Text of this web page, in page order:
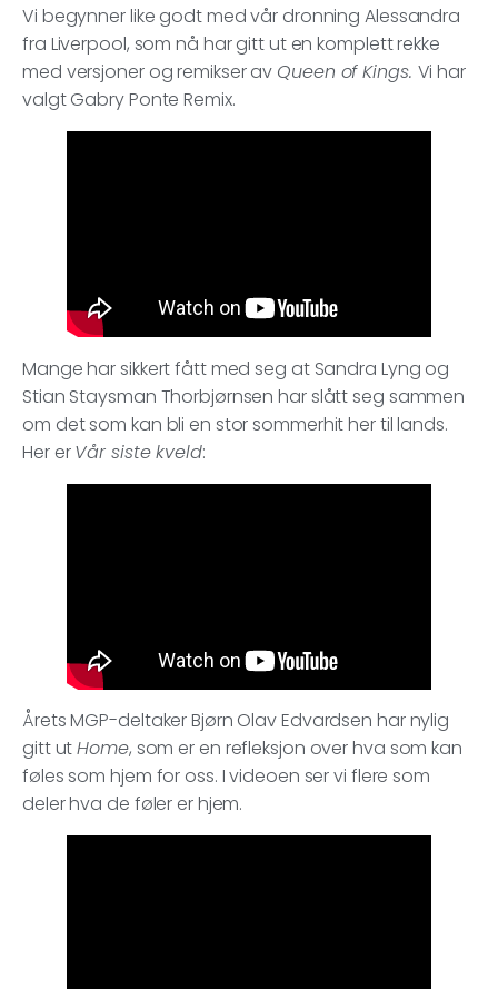
Vi begynner like godt med vår dronning Alessandra
fra Liverpool, som nå har gitt ut en komplett rekke
med versjoner og remikser av Queen of Kings. Vi har
valgt Gabry Ponte Remix.
Mange har sikkert fått med seg at Sandra Lyng og
Stian Staysman Thorbjørnsen har slått seg sammen
om det som kan bli en stor sommerhit her til lands.
Her erVår siste kveld:
Årets MGP-deltaker Bjørn Olav Edvardsen har nylig
gitt utHome, som er en refleksjon over hva som kan
føles som hjem for oss. I videoen ser vi flere som
deler hva de føler er hjem.